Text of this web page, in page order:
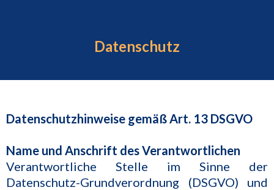
Datenschutz
Datenschutzhinweise gemäß Art. 13 DSGVO
Name und Anschrift des Verantwortlichen
Verantwortliche Stelle im Sinne der
Datenschutz-Grundverordnung (DSGVO) und